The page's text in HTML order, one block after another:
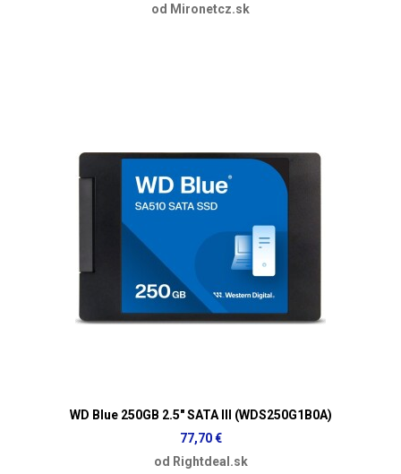
od Mironetcz.sk
WD Blue 250GB 2.5" SATA III (WDS250G1B0A)
77,70 €
od Rightdeal.sk